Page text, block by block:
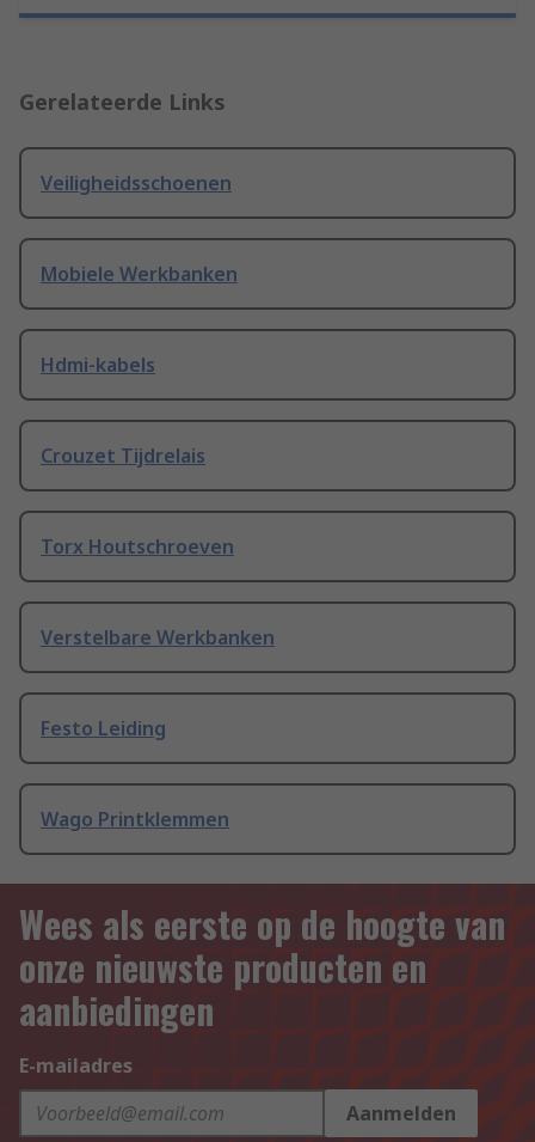
Gerelateerde Links
Veiligheidsschoenen
Mobiele Werkbanken
Hdmi-kabels
Crouzet Tijdrelais
Torx Houtschroeven
Verstelbare Werkbanken
Festo Leiding
Wago Printklemmen
Wees als eerste op de hoogte van
onze nieuwste producten en
aanbiedingen
E-mailadres
Aanmelden